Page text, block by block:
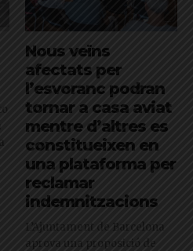
Nous veïns
afectats per
l’esvoranc podran
tornar a casa aviat
mentre d’altres es
constitueixen en
una plataforma per
reclamar
indemnitzacions
L’Ajuntament de Barcelona
aprova una proposició de